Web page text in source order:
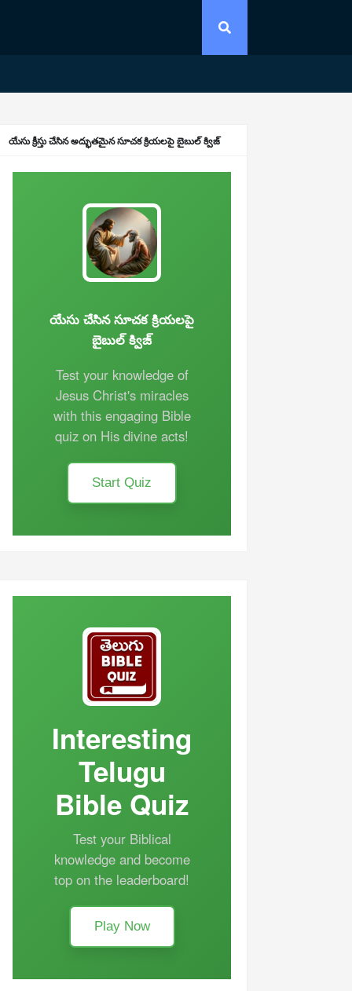
యేసు క్రీస్తు చేసిన అద్భుతమైన సూచక క్రియలపై బైబుల్ క్విజ్
యేసు చేసిన సూచక క్రియలపై
బైబుల్ క్విజ్
Test your knowledge of
Jesus Christ's miracles
with this engaging Bible
quiz on His divine acts!
Start Quiz
Interesting
Telugu
Bible Quiz
Test your Biblical
knowledge and become
top on the leaderboard!
Play Now